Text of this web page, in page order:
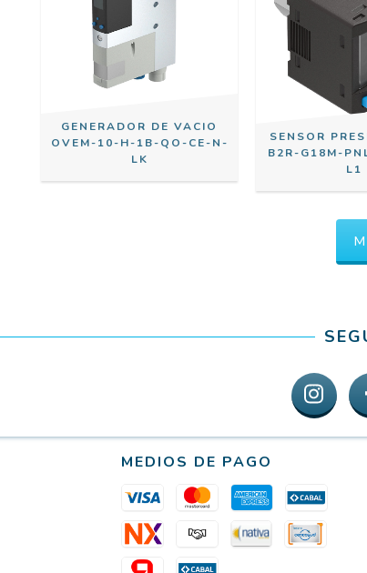
GENERADOR DE VACIO
OVEM-10-H-1B-QO-CE-N-
LK
SENSOR
B2R-G18M-
L1
MEDIOS DE PAGO